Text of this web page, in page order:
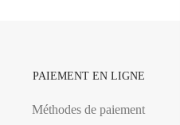
PAIEMENT EN LIGNE
Méthodes de paiement